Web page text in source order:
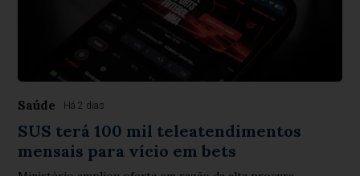
Saúde Há 2 dias
SUS terá 100 mil teleatendimentos
mensais para vício em bets